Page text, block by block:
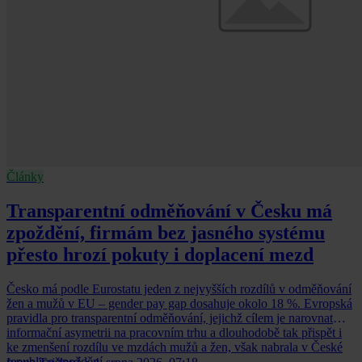
Články
Transparentní odměňování v Česku má
zpoždění, firmám bez jasného systému
přesto hrozí pokuty i doplacení mezd
Česko má podle Eurostatu jeden z nejvyšších rozdílů v odměňování
žen a mužů v EU – gender pay gap dosahuje okolo 18 %. Evropská
pravidla pro transparentní odměňování, jejichž cílem je narovnat
informační asymetrii na pracovním trhu a dlouhodobě tak přispět i
ke zmenšení rozdílu ve mzdách mužů a žen, však nabrala v České